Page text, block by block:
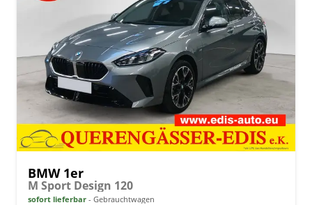
BMW 1er
M Sport Design 120
sofort lieferbar Gebrauchtwagen